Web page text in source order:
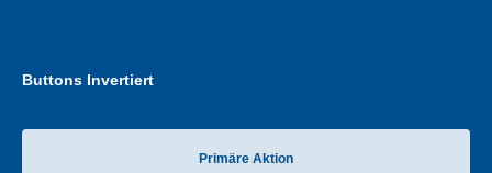
Buttons Invertiert
Primäre Aktion